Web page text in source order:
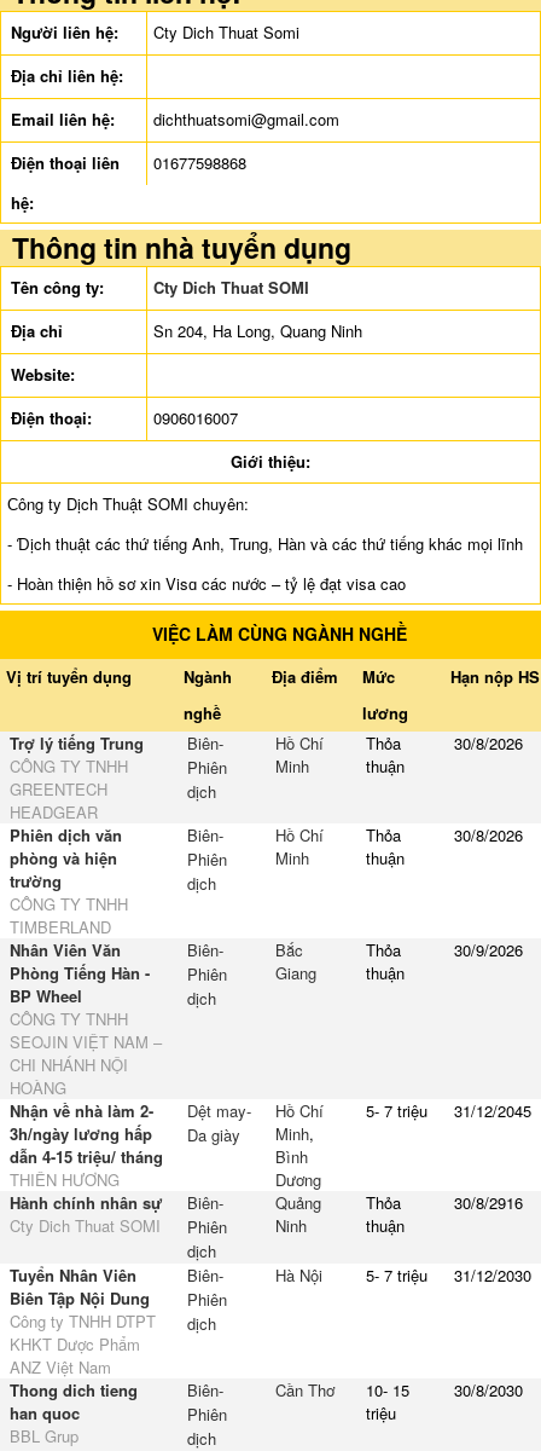
Người liên hệ:
Cty Dich Thuat Somi
Địa chỉ liên hệ:
Email liên hệ:
dichthuatsomi@gmail.com
Điện thoại liên
hệ:
01677598868
Thông tin nhà tuyển dụng
Tên công ty:
Cty Dich Thuat SOMI
Địa chỉ
Sn 204, Ha Long, Quang Ninh
Website:
Điện thoại:
0906016007
Giới thiệu:
Ϲông ty Dịch Thuật SOMI chuyên:
- Ɗịch thuật các thứ tiếng Anh, Trung, Hàn và các thứ tiếng khác mọi lĩnh
- Hoàn thiện hồ sơ xin Visɑ các nước – tỷ lệ đạt visa cao
VIỆC LÀM CÙNG NGÀNH NGHỀ
Vị trí tuyển dụng
Ngành
nghề
Địa điểm
Mức
lương
Hạn nộp HS
Trợ lý tiếng Trung
CÔNG TY TNHH
GREENTECH
HEADGEAR
Biên-
Phiên
dịch
Hồ Chí
Minh
Thỏa
thuận
30/8/2026
Phiên dịch văn
phòng và hiện
trường
CÔNG TY TNHH
TIMBERLAND
Biên-
Phiên
dịch
Hồ Chí
Minh
Thỏa
thuận
30/8/2026
Nhân Viên Văn
Phòng Tiếng Hàn -
BP Wheel
CÔNG TY TNHH
SEOJIN VIỆT NAM –
CHI NHÁNH NỘI
HOÀNG
Biên-
Phiên
dịch
Bắc
Giang
Thỏa
thuận
30/9/2026
Nhận về nhà làm 2-
3h/ngày lương hấp
dẫn 4-15 triệu/ tháng
THIÊN HƯƠNG
Dệt may-
Da giày
Hồ Chí
Minh,
Bình
Dương
5- 7 triệu 31/12/2045
Hành chính nhân sự
Cty Dich Thuat SOMI
Biên-
Phiên
dịch
Quảng
Ninh
Thỏa
thuận
30/8/2916
Tuyển Nhân Viên
Biên Tập Nội Dung
Công ty TNHH DTPT
KHKT Dược Phẩm
ANZ Việt Nam
Biên-
Phiên
dịch
Hà Nội 5- 7 triệu 31/12/2030
Thong dich tieng
han quoc
BBL Grup
Biên-
Phiên
dịch
Cần Thơ
10- 15
triệu
30/8/2030